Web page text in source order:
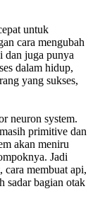
untuk
cara mengubah
dan juga punya
dalam hidup,
yang sukses,
neuron system.
primitive dan
akan meniru
Jadi
cara membuat api,
sadar bagian otak